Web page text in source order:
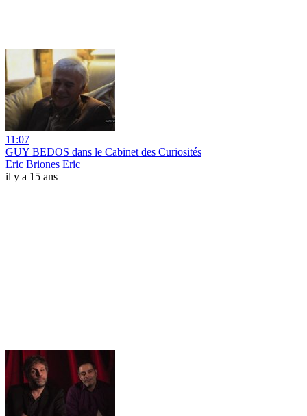
11:07
GUY BEDOS dans le Cabinet des Curiosités
Eric Briones Eric
il y a 15 ans